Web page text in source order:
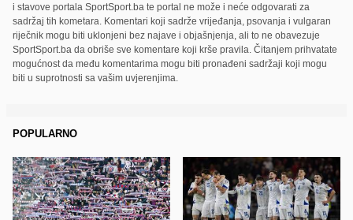
i stavove portala SportSport.ba te portal ne može i neće odgovarati za
sadržaj tih kometara. Komentari koji sadrže vrijeđanja, psovanja i vulgaran
riječnik mogu biti uklonjeni bez najave i objašnjenja, ali to ne obavezuje
SportSport.ba da obriše sve komentare koji krše pravila. Čitanjem prihvatate
mogućnost da među komentarima mogu biti pronađeni sadržaji koji mogu
biti u suprotnosti sa vašim uvjerenjima.
POPULARNO